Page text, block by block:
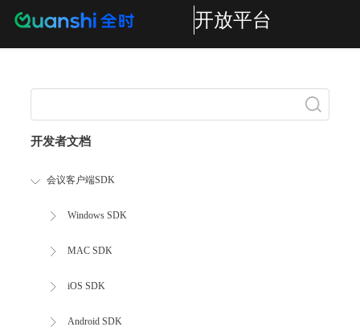
开放平台
开发者文档
会议客户端SDK
Windows SDK
MAC SDK
iOS SDK
Android SDK